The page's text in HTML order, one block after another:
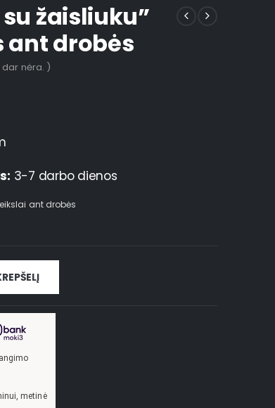
žaisliuku”
ant drobės
nėra. )
3-7 darbo dienos
ant drobės
– 13,9%, sutarties sudarymo mokestis -